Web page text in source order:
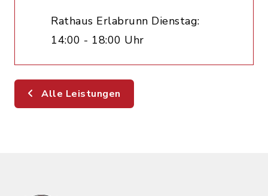
Rathaus Erlabrunn Dienstag:
14:00 - 18:00 Uhr
Alle Leistungen